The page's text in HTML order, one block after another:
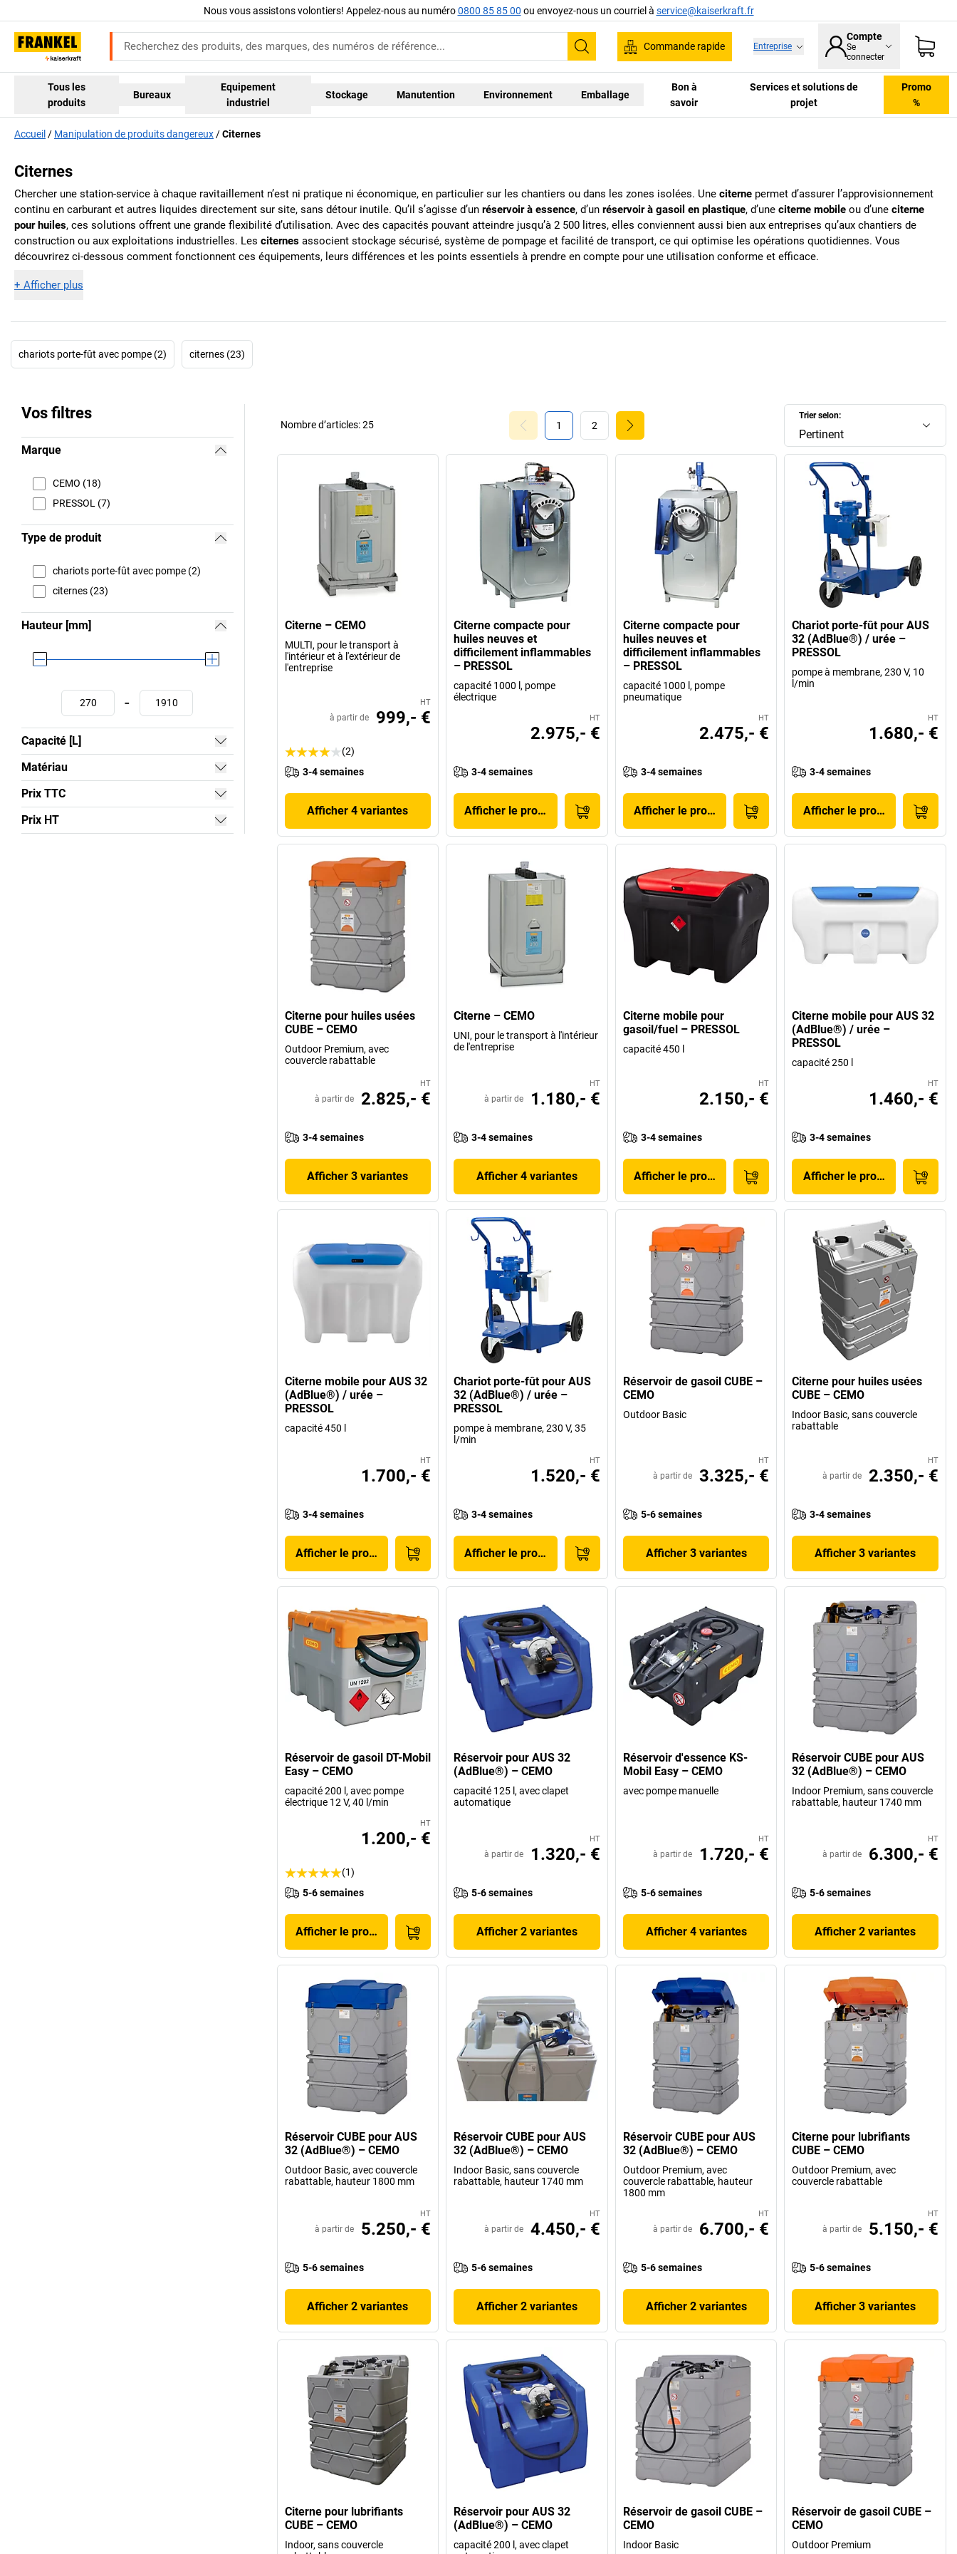
Nous vous assistons volontiers! Appelez-nous au numéro0800 85 85 00 ou envoyez-nous un courriel à service@kaiserkraft.fr
Recherche
Commande rapide Entreprise
Compte
Se
connecter
Tous les
produits
Bureaux
Equipement
industriel
Stockage Manutention Environnement Emballage
Bon à
savoir
Services et solutions de
projet
Promo
%
Accueil Manipulation de produits dangereux Citernes
Citernes
Chercher une station-service à chaque ravitaillement n’est ni pratique ni économique, en particulier sur les chantiers ou dans les zones isolées. Une citerne permet d’assurer l’approvisionnement
continu en carburant et autres liquides directement sur site, sans détour inutile. Qu’il s’agisse d’un réservoir à essence, d’un réservoir à gasoil en plastique, d’une citerne mobile ou d’une citerne
pour huiles, ces solutions offrent une grande flexibilité d’utilisation. Avec des capacités pouvant atteindre jusqu’à 2 500 litres, elles conviennent aussi bien aux entreprises qu’aux chantiers de
construction ou aux exploitations industrielles. Les citernes associent stockage sécurisé, système de pompage et facilité de transport, ce qui optimise les opérations quotidiennes. Vous
découvrirez ci-dessous comment fonctionnent ces équipements, leurs différences et les points essentiels à prendre en compte pour une utilisation conforme et efficace.
+ Afficher plus
chariots porte-fût avec pompe (2) citernes (23)
Vos filtres
Marque
CEMO (18)
PRESSOL (7)
Type de produit
chariots porte-fût avec pompe (2)
citernes (23)
Hauteur [mm]
-
Capacité [L]
Matériau
Prix TTC
Prix HT
Trier selon:
Pertinent
1 2
Nombre d’articles:25
Citerne – CEMO
MULTI, pour le transport à
l'intérieur et à l'extérieur de
l'entreprise
HT
à partir de 999,- €
(2)
3-4 semaines
Afficher 4 variantes
Citerne compacte pour
huiles neuves et
difficilement inflammables
– PRESSOL
capacité 1000 l, pompe
électrique
HT
2.975,- €
3-4 semaines
Afficher le produit
Citerne compacte pour
huiles neuves et
difficilement inflammables
– PRESSOL
capacité 1000 l, pompe
pneumatique
HT
2.475,- €
3-4 semaines
Afficher le produit
Chariot porte-fût pour AUS
32 (AdBlue®) / urée –
PRESSOL
pompe à membrane, 230 V, 10
l/min
HT
1.680,- €
3-4 semaines
Afficher le produit
Citerne pour huiles usées
CUBE – CEMO
Outdoor Premium, avec
couvercle rabattable
HT
à partir de 2.825,- €
3-4 semaines
Afficher 3 variantes
Citerne – CEMO
UNI, pour le transport à l'intérieur
de l'entreprise
HT
à partir de 1.180,- €
3-4 semaines
Afficher 4 variantes
Citerne mobile pour
gasoil/fuel – PRESSOL
capacité 450 l
HT
2.150,- €
3-4 semaines
Afficher le produit
Citerne mobile pour AUS 32
(AdBlue®) / urée –
PRESSOL
capacité 250 l
HT
1.460,- €
3-4 semaines
Afficher le produit
Citerne mobile pour AUS 32
(AdBlue®) / urée –
PRESSOL
capacité 450 l
HT
1.700,- €
3-4 semaines
Afficher le produit
Chariot porte-fût pour AUS
32 (AdBlue®) / urée –
PRESSOL
pompe à membrane, 230 V, 35
l/min
HT
1.520,- €
3-4 semaines
Afficher le produit
Réservoir de gasoil CUBE –
CEMO
Outdoor Basic
HT
à partir de 3.325,- €
5-6 semaines
Afficher 3 variantes
Citerne pour huiles usées
CUBE – CEMO
Indoor Basic, sans couvercle
rabattable
HT
à partir de 2.350,- €
3-4 semaines
Afficher 3 variantes
Réservoir de gasoil DT-Mobil
Easy – CEMO
capacité 200 l, avec pompe
électrique 12 V, 40 l/min
HT
1.200,- €
(1)
5-6 semaines
Afficher le produit
Réservoir pour AUS 32
(AdBlue®) – CEMO
capacité 125 l, avec clapet
automatique
HT
à partir de 1.320,- €
5-6 semaines
Afficher 2 variantes
Réservoir d'essence KS-
Mobil Easy – CEMO
avec pompe manuelle
HT
à partir de 1.720,- €
5-6 semaines
Afficher 4 variantes
Réservoir CUBE pour AUS
32 (AdBlue®) – CEMO
Indoor Premium, sans couvercle
rabattable, hauteur 1740 mm
HT
à partir de 6.300,- €
5-6 semaines
Afficher 2 variantes
Réservoir CUBE pour AUS
32 (AdBlue®) – CEMO
Outdoor Basic, avec couvercle
rabattable, hauteur 1800 mm
HT
à partir de 5.250,- €
5-6 semaines
Afficher 2 variantes
Réservoir CUBE pour AUS
32 (AdBlue®) – CEMO
Indoor Basic, sans couvercle
rabattable, hauteur 1740 mm
HT
à partir de 4.450,- €
5-6 semaines
Afficher 2 variantes
Réservoir CUBE pour AUS
32 (AdBlue®) – CEMO
Outdoor Premium, avec
couvercle rabattable, hauteur
1800 mm
HT
à partir de 6.700,- €
5-6 semaines
Afficher 2 variantes
Citerne pour lubrifiants
CUBE – CEMO
Outdoor Premium, avec
couvercle rabattable
HT
à partir de 5.150,- €
5-6 semaines
Afficher 3 variantes
Citerne pour lubrifiants
CUBE – CEMO
Indoor, sans couvercle
Réservoir pour AUS 32
(AdBlue®) – CEMO
capacité 200 l, avec clapet
Réservoir de gasoil CUBE –
CEMO
Indoor Basic
Réservoir de gasoil CUBE –
CEMO
Outdoor Premium